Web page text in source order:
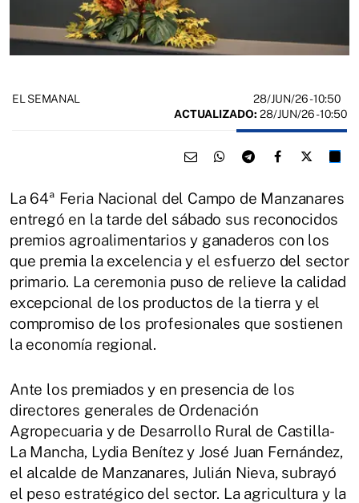
EL SEMANAL 28/JUN/26- 10:50
ACTUALIZADO: 28/JUN/26 - 10:50
La 64ª Feria Nacional del Campo de Manzanares
entregó en la tarde del sábado sus reconocidos
premios agroalimentarios y ganaderos con los
que premia la excelencia y el esfuerzo del sector
primario. La ceremonia puso de relieve la calidad
excepcional de los productos de la tierra y el
compromiso de los profesionales que sostienen
la economía regional.
Ante los premiados y en presencia de los
directores generales de Ordenación
Agropecuaria y de Desarrollo Rural de Castilla-
La Mancha, Lydia Benítez y José Juan Fernández,
el alcalde de Manzanares, Julián Nieva, subrayó
el peso estratégico del sector. La agricultura y la